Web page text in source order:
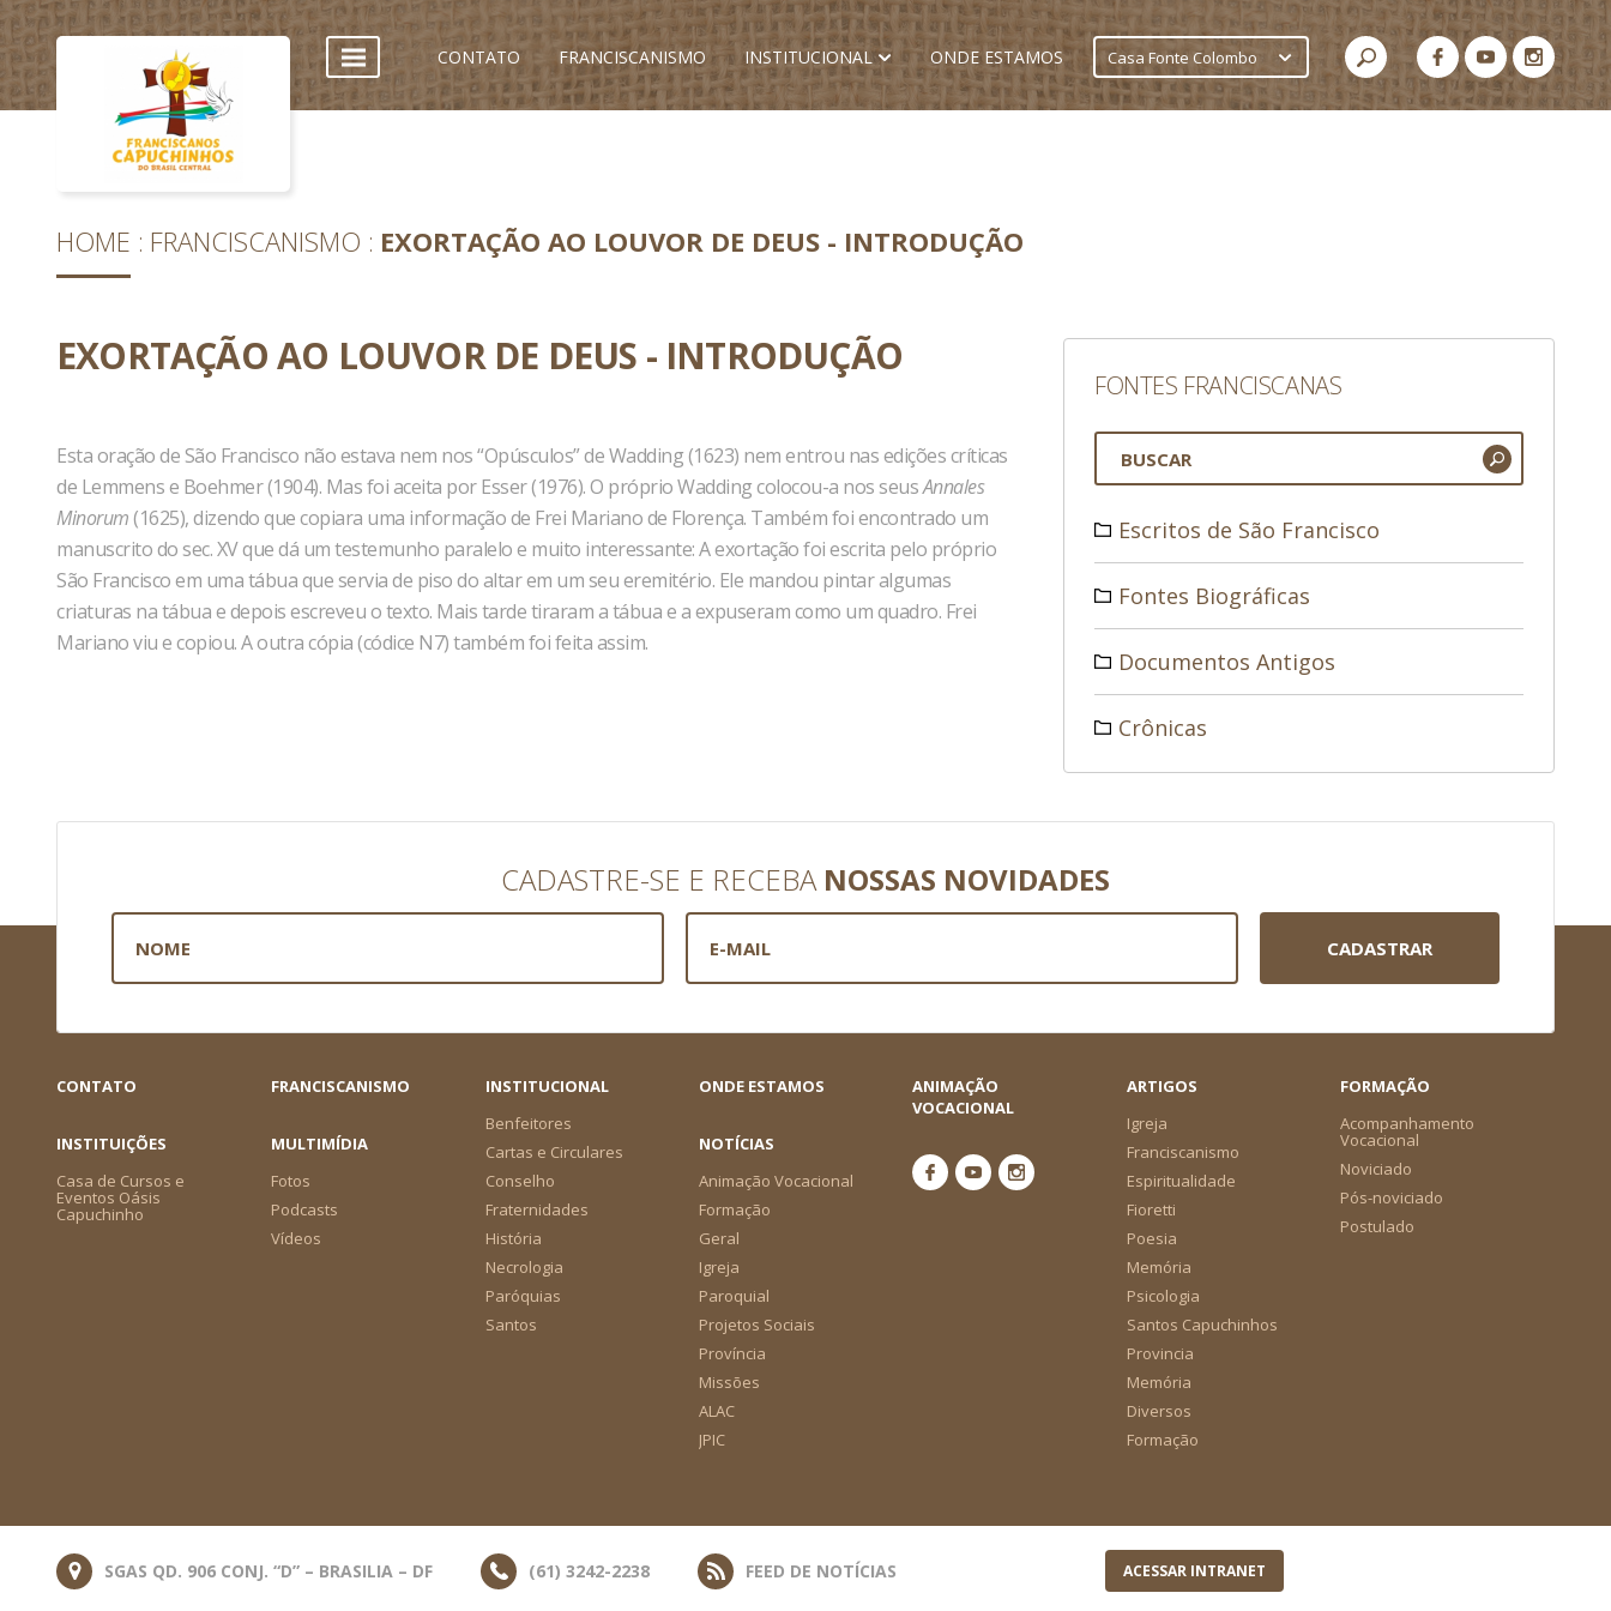
CONTATO FRANCISCANISMO INSTITUCIONAL ONDE ESTAMOS Casa Fonte Colombo
HOME FRANCISCANISMO EXORTAÇÃO AO LOUVOR DE DEUS - INTRODUÇÃO
EXORTAÇÃO AO LOUVOR DE DEUS - INTRODUÇÃO
Esta oração de São Francisco não estava nem nos “Opúsculos” de Wadding (1623) nem entrou nas edições críticas
de Lemmens e Boehmer (1904). Mas foi aceita por Esser (1976). O próprio Wadding colocou-a nos seusAnnales
Minorum(1625), dizendo que copiara uma informação de Frei Mariano de Florença. Também foi encontrado um
manuscrito do sec. XV que dá um testemunho paralelo e muito interessante: A exortação foi escrita pelo próprio
São Francisco em uma tábua que servia de piso do altar em um seu eremitério. Ele mandou pintar algumas
criaturas na tábua e depois escreveu o texto. Mais tarde tiraram a tábua e a expuseram como um quadro. Frei
Mariano viu e copiou. A outra cópia (códice N7) também foi feita assim.
FONTES FRANCISCANAS
Escritos de São Francisco
Fontes Biográficas
Documentos Antigos
Crônicas
CADASTRE-SE E RECEBA NOSSAS NOVIDADES
CADASTRAR
CONTATO FRANCISCANISMO
INSTITUCIONAL
Benfeitores
Cartas e Circulares
Conselho
Fraternidades
História
Necrologia
Paróquias
Santos
ONDE ESTAMOS
ANIMAÇÃO
VOCACIONAL
ARTIGOS
Igreja
Franciscanismo
Espiritualidade
Fioretti
Poesia
Memória
Psicologia
Santos Capuchinhos
Provincia
Memória
Diversos
Formação
FORMAÇÃO
Acompanhamento
Vocacional
Noviciado
Pós-noviciado
Postulado
INSTITUIÇÕES
Casa de Cursos e
Eventos Oásis
Capuchinho
MULTIMÍDIA
Fotos
Podcasts
Vídeos
NOTÍCIAS
Animação Vocacional
Formação
Geral
Igreja
Paroquial
Projetos Sociais
Província
Missões
ALAC
JPIC
SGAS QD. 906 CONJ. “D” – BRASILIA – DF (61) 3242-2238 FEED DE NOTÍCIAS ACESSAR INTRANET